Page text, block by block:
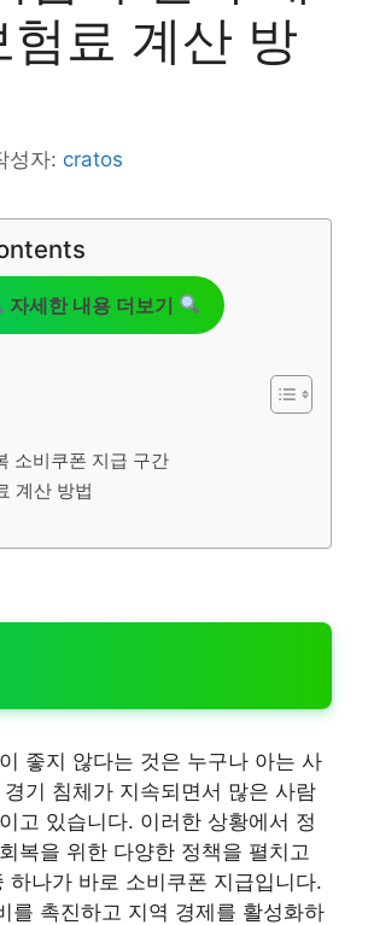
험료 계산 방
성자: cratos
자세한 내용 더보기
소비쿠폰 지급 구간
계산 방법
좋지 않다는 것은 누구나 아는 사
기 침체가 지속되면서 많은 사람
고 있습니다. 이러한 상황에서 정
복을 위한 다양한 정책을 펼치고
하나가 바로 소비쿠폰 지급입니다.
를 촉진하고 지역 경제를 활성화하